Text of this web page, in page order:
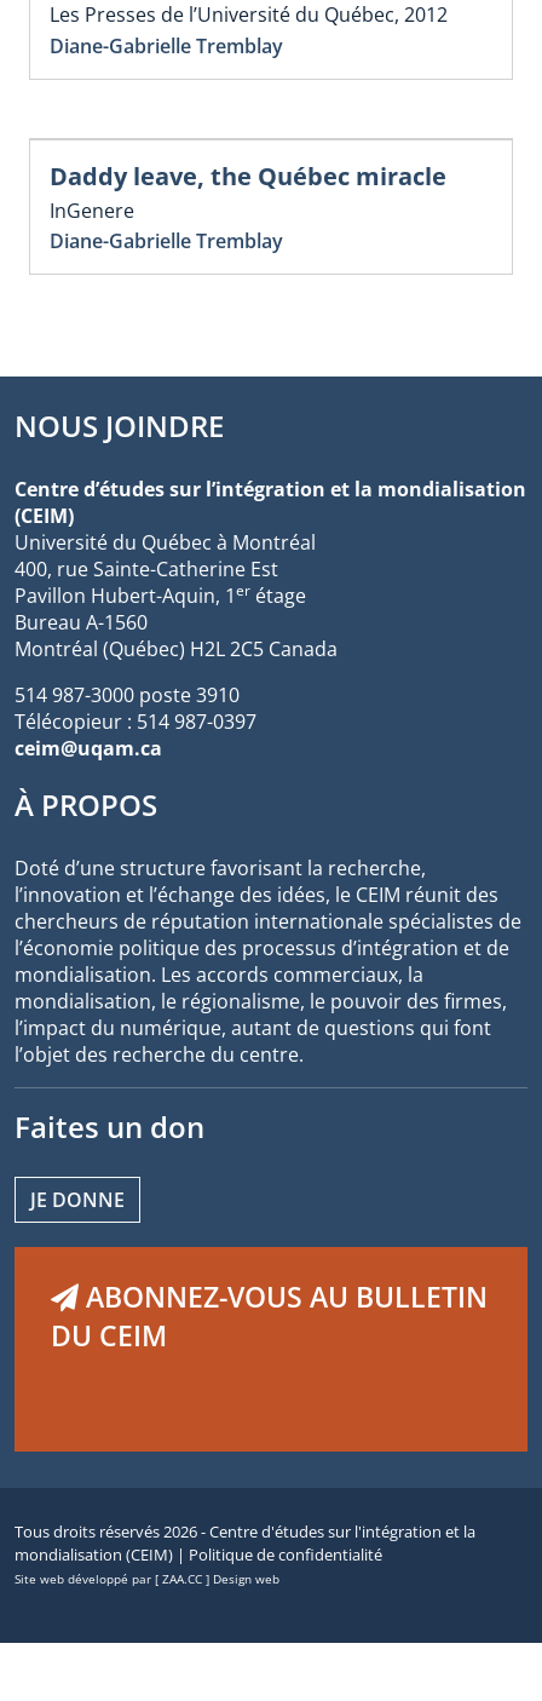
Les Presses de l’Université du Québec, 2012
Diane-Gabrielle Tremblay
Daddy leave, the Québec miracle
InGenere
Diane-Gabrielle Tremblay
NOUS JOINDRE
Centre d’études sur l’intégration et la mondialisation
(CEIM)
Université du Québec à Montréal
400, rue Sainte-Catherine Est
Pavillon Hubert-Aquin, 1er étage
Bureau A-1560
Montréal (Québec) H2L 2C5 Canada
514 987-3000 poste 3910
Télécopieur : 514 987-0397
ceim@uqam.ca
À PROPOS
Doté d’une structure favorisant la recherche,
l’innovation et l’échange des idées, le CEIM réunit des
chercheurs de réputation internationale spécialistes de
l’économie politique des processus d’intégration et de
mondialisation. Les accords commerciaux, la
mondialisation, le régionalisme, le pouvoir des firmes,
l’impact du numérique, autant de questions qui font
l’objet des recherche du centre.
Faites un don
JE DONNE
ABONNEZ-VOUS AU BULLETIN
DU CEIM
Tous droits réservés 2026 - Centre d'études sur l'intégration et la
mondialisation (CEIM) | Politique de confidentialité
Site web développé par [ ZAA.CC ] Design web